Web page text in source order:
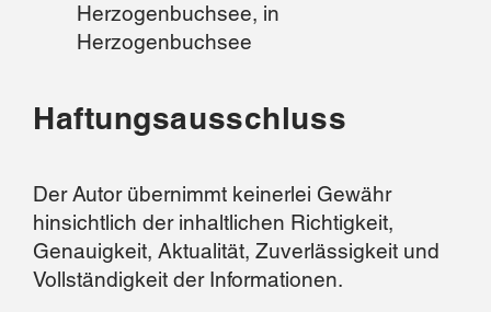
Herzogenbuchsee, in
Herzogenbuchsee
Haftungsausschluss
Der Autor übernimmt keinerlei Gewähr
hinsichtlich der inhaltlichen Richtigkeit,
Genauigkeit, Aktualität, Zuverlässigkeit und
Vollständigkeit der Informationen.